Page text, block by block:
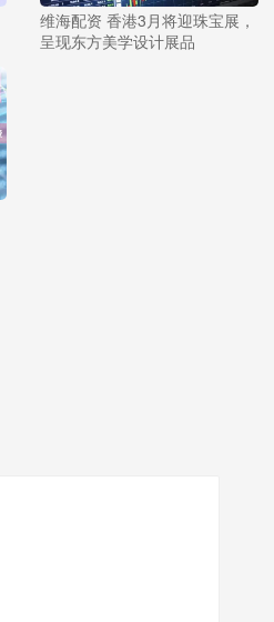
维海配资 香港3月将迎珠宝展，
呈现东方美学设计展品